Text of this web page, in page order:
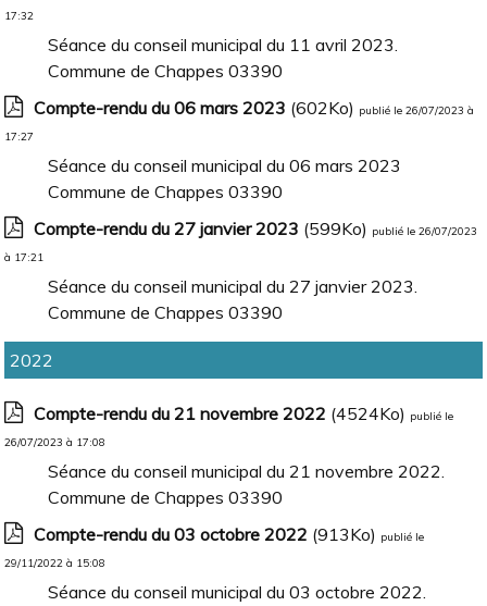
17:32
Séance du conseil municipal du 11 avril 2023.
Commune de Chappes 03390
Compte-rendu du 06 mars 2023 (602Ko) publié le 26/07/2023 à
17:27
Séance du conseil municipal du 06 mars 2023
Commune de Chappes 03390
Compte-rendu du 27 janvier 2023 (599Ko) publié le 26/07/2023
à 17:21
Séance du conseil municipal du 27 janvier 2023.
Commune de Chappes 03390
2022
Compte-rendu du 21 novembre 2022 (4524Ko) publié le
26/07/2023 à 17:08
Séance du conseil municipal du 21 novembre 2022.
Commune de Chappes 03390
Compte-rendu du 03 octobre 2022 (913Ko) publié le
29/11/2022 à 15:08
Séance du conseil municipal du 03 octobre 2022.